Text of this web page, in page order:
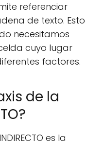
referenciar
de texto. Esto
necesitamos
cuyo lugar
factores.
de la
es la